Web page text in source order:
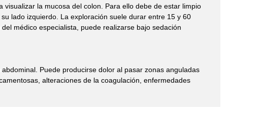
la mucosa del colon. Para ello debe de estar limpio
lado izquierdo. La exploración suele durar entre 15 y 60
médico especialista, puede realizarse bajo sedación
Puede producirse dolor al pasar zonas anguladas
alteraciones de la coagulación, enfermedades